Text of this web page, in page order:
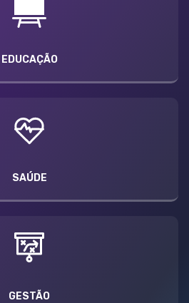
EDUCAÇÃO
SAÚDE
GESTÃO